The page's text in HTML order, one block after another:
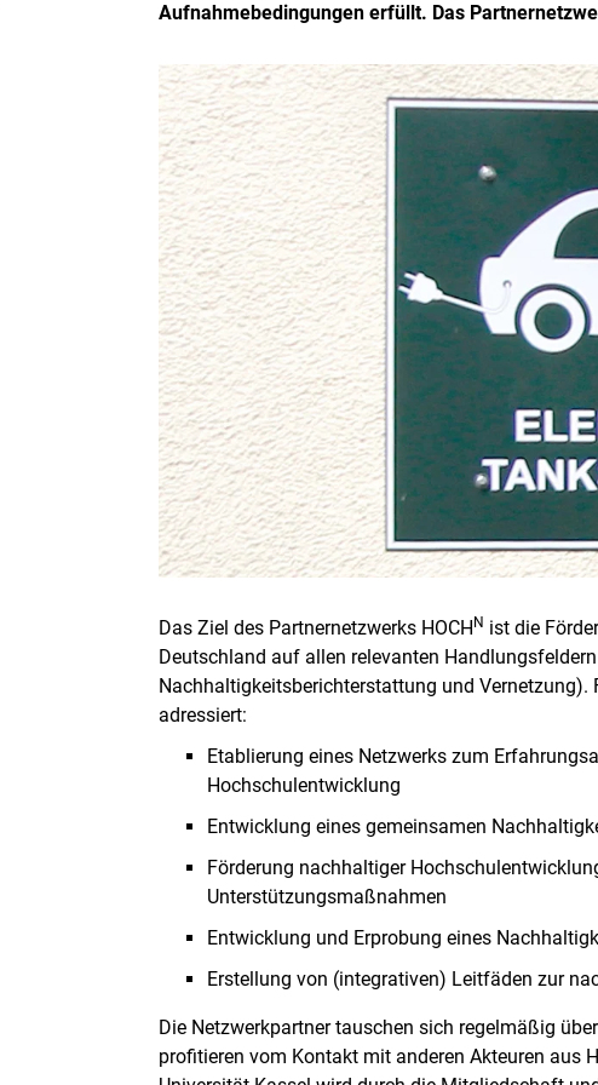
Aufnahmebedingungen erfüllt. Das
Das Ziel des Partnernetzwerks HOCHN ist die
Deutschland auf allen relevanten
Nachhaltigkeitsberichterstattung und Vernetzung).
adressiert:
Etablierung eines Netzwerks zum
Hochschulentwicklung
Entwicklung eines gemeinsamen
Förderung nachhaltiger
Unterstützungsmaßnahmen
Entwicklung und Erprobung eines
Erstellung von (integrativen) Leitfäden zur
Die Netzwerkpartner tauschen sich regelmäßig
profitieren vom Kontakt mit anderen Akteuren aus